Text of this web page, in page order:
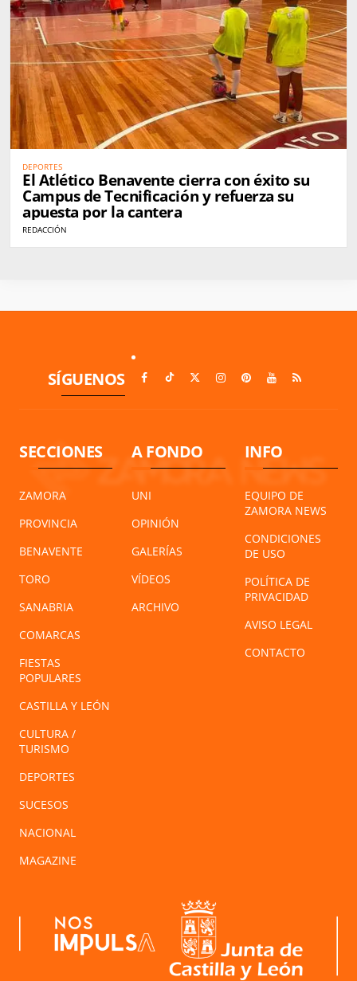
DEPORTES
El Atlético Benavente cierra con éxito su
Campus de Tecnificación y refuerza su
apuesta por la cantera
REDACCIÓN
SÍGUENOS
SECCIONES
ZAMORA
PROVINCIA
BENAVENTE
TORO
SANABRIA
COMARCAS
FIESTAS
POPULARES
CASTILLA Y LEÓN
CULTURA /
TURISMO
DEPORTES
SUCESOS
NACIONAL
MAGAZINE
A FONDO
UNI
OPINIÓN
GALERÍAS
VÍDEOS
ARCHIVO
INFO
EQUIPO DE
ZAMORA NEWS
CONDICIONES
DE USO
POLÍTICA DE
PRIVACIDAD
AVISO LEGAL
CONTACTO